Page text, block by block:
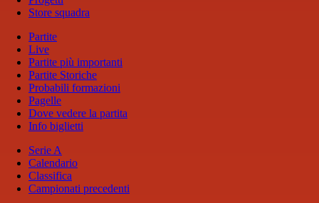
Store squadra
Partite
Live
Partite più importanti
Partite Storiche
Probabili formazioni
Pagelle
Dove vedere la partita
Info biglietti
Serie A
Calendario
Classifica
Campionati precedenti